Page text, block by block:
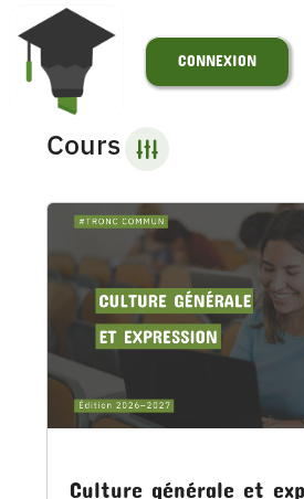
Passer
contenu
ACCUEIL
S’INSCRIRE
ACTUALITÉS
SUPPORT
CONNEXION
Cours
Culture générale et